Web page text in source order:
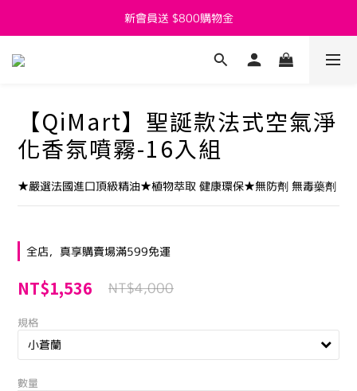
新會員送 $800購物金
新會員送 $800購物金
父親節活動7/27~8/8開跑囉
【QiMart】聖誕款法式空氣淨
化香氛噴霧-16入組
★嚴選法國進口頂級精油★植物萃取 健康環保★無防劑 無毒藥劑
全店，真享購賣場滿599免運
NT$1,536 NT$4,000
規格
數量